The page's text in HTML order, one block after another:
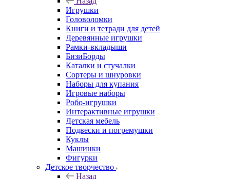
Игрушки
Головоломки
Книги и тетради для детей
Деревянные игрушки
Рамки-вкладыши
БизиБорды
Каталки и стучалки
Сортеры и шнуровки
Наборы для купания
Игровые наборы
Робо-игрушки
Интерактивные игрушки
Детская мебель
Подвески и погремушки
Куклы
Машинки
Фигурки
Детское творчество
Назад